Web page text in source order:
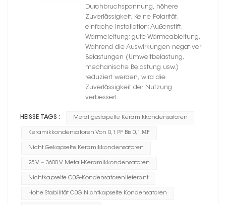
Durchbruchspannung, höhere
Zuverlässigkeit; Keine Polarität,
einfache Installation; Außenstift,
Wärmeleitung; gute Wärmeableitung,
Während die Auswirkungen negativer
Belastungen (Umweltbelastung,
mechanische Belastung usw.)
reduziert werden, wird die
Zuverlässigkeit der Nutzung
verbessert.
HEISSE TAGS : Metallgestapelte Keramikkondensatoren
Keramikkondensatoren Von 0,1 PF Bis 0,1 ΜF
Nicht Gekapselte Keramikkondensatoren
25 V ~ 3600 V Metall-Keramikkondensatoren
Nichtkapselte C0G-Kondensatorenlieferant
Hohe Stabilität C0G Nichtkapselte Kondensatoren